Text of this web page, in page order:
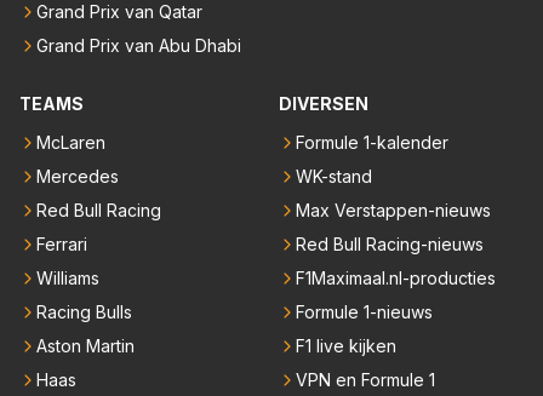
Grand Prix van Qatar
Grand Prix van Abu Dhabi
TEAMS
McLaren
Mercedes
Red Bull Racing
Ferrari
Williams
Racing Bulls
Aston Martin
Haas
DIVERSEN
Formule 1-kalender
WK-stand
Max Verstappen-nieuws
Red Bull Racing-nieuws
F1Maximaal.nl-producties
Formule 1-nieuws
F1 live kijken
VPN en Formule 1